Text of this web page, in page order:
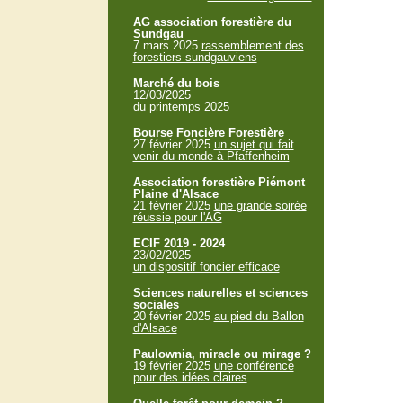
AG association forestière du
Sundgau
7 mars 2025 rassemblement des
forestiers sundgauviens
Marché du bois
12/03/2025
du printemps 2025
Bourse Foncière Forestière
27 février 2025 un sujet qui fait
venir du monde à Pfaffenheim
Association forestière Piémont
Plaine d'Alsace
21 février 2025 une grande soirée
réussie pour l'AG
ECIF 2019 - 2024
23/02/2025
un dispositif foncier efficace
Sciences naturelles et sciences
sociales
20 février 2025 au pied du Ballon
d'Alsace
Paulownia, miracle ou mirage ?
19 février 2025 une conférence
pour des idées claires